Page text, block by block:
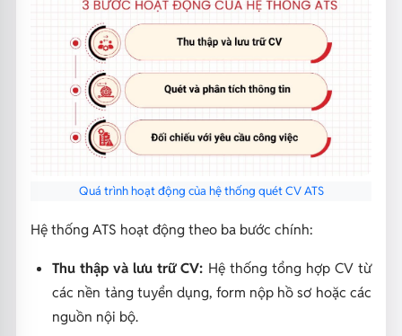
Quá trình hoạt động của hệ thống quét CV ATS
Hệ thống ATS hoạt động theo ba bước chính:
Thu thập và lưu trữ CV: Hệ thống tổng hợp CV từ
các nền tảng tuyển dụng, form nộp hồ sơ hoặc các
nguồn nội bộ.